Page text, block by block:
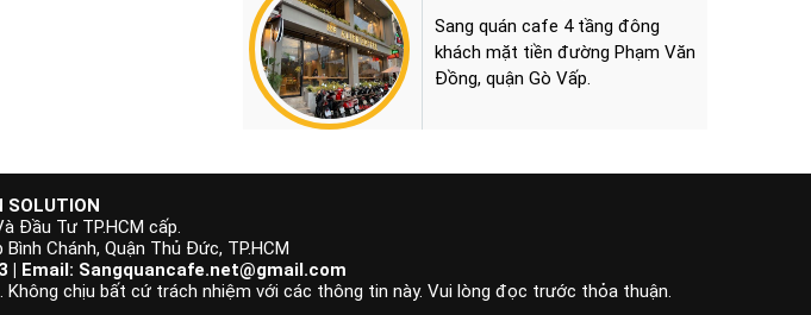
Sang quán cafe 4 tầng đông
khách mặt tiền đường Phạm Văn
Đồng, quận Gò Vấp.
SOLUTION
Đầu Tư TP.HCM cấp.
Chánh, Quận Thủ Đức, TP.HCM
| Email: Sangquancafe.net@gmail.com
chịu bất cứ trách nhiệm với các thông tin này. Vui lòng đọc trước thỏa thuận.